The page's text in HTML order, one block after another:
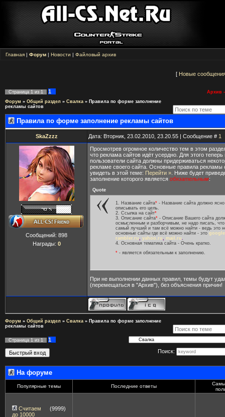
Главная | Форум | Новости | Файловый архив
[ Новые
Страница 1 из 1 1
Архив -
Форум » Общий раздел » Свалка » Правила по форме заполнение
рекламы сайтов
Правила по форме заполнение рекламы сайтов
SkaZzzz Дата: Вторник, 23.02.2010, 23.20.55 | Сообщение # 1
Сообщений: 898
Награды: 0
Просмотрев огромное количество тем в этом
что реклама сайтов идёт усердно. Для этого теперь
пользователи сайта должны придерживаться
рекламе своего сайта. Основные правила рекламы
увидеть в этой теме: Перейти » . Ниже будет
заполнение которого является обязательным:
Quote
1. Название сайта* - Название сайта должно ясно
описывать его цель.
2. Ссылка на сайт*
3. Описание сайта* - Описание Вашего сайта
осмысленным и разборчивым, не надо писать,
самый лучший и там всё можно найти - ведь это
основные сайты где всё можно найти - это
rambler.ru
yahoo.ru mail.ru
4. Основная тематика сайта - Очень кратко.
* - является обязательным к заполнению.
При не выполнении данных правил, темы будут
(перемещаться в "Архив"), без объяснения причин!
Форум » Общий раздел » Свалка » Правила по форме заполнение
рекламы сайтов
Страница 1 из 1
1
Поиск:
На форуме
Популярные темы Последние ответы
Считаем
до 10000
(9999)